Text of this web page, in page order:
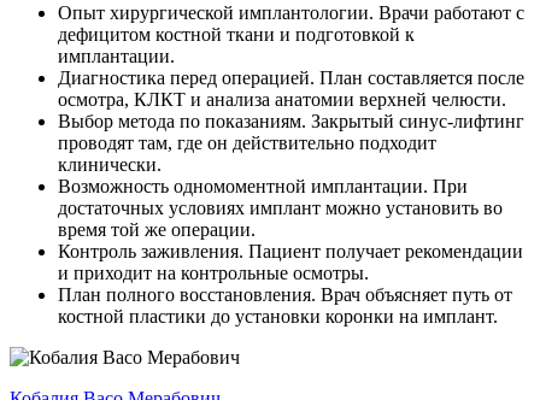
Опыт хирургической имплантологии. Врачи работают с
дефицитом костной ткани и подготовкой к
имплантации.
Диагностика перед операцией. План составляется после
осмотра, КЛКТ и анализа анатомии верхней челюсти.
Выбор метода по показаниям. Закрытый синус-лифтинг
проводят там, где он действительно подходит
клинически.
Возможность одномоментной имплантации. При
достаточных условиях имплант можно установить во
время той же операции.
Контроль заживления. Пациент получает рекомендации
и приходит на контрольные осмотры.
План полного восстановления. Врач объясняет путь от
костной пластики до установки коронки на имплант.